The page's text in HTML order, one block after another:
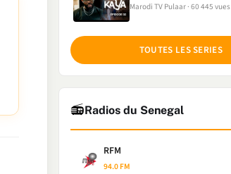
Marodi TV Pulaar 60 445 vues
TOUTES LES SERIES
📻Radios du Senegal
RFM
94.0 FM